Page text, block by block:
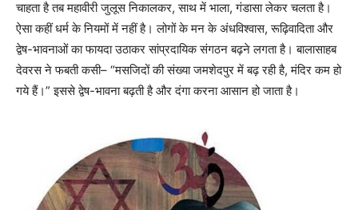
चाहता है तब महावीरी जुलूस निकालकर, साथ में भाला, गंडासा लेकर चलता है।
ऐसा कहीं धर्म के नियमों में नहीं है। लोगों के मन के अंधविश्वास, रूढ़िवादिता और
द्वेष-भावनाओं का फायदा उठाकर सांप्रदायिक संगठन बढ़ने लगता है। बालासाहब
देवरस ने फबती कसी– “मसजिदों की संख्या जमशेदपुर में बढ़ रही है, मंदिर कम हो
गये हैं।” इससे द्वेष-भावना बढ़ती है और दंगा करना आसान हो जाता है।